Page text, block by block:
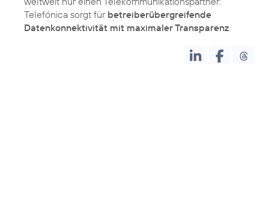
Telefónica sorgt für betreiberübergreifende
Datenkonnektivität mit maximaler Transparenz